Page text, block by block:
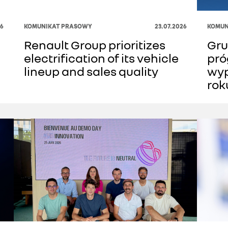
KOMUNIKAT PRASOWY 23.07.2026
Renault Group prioritizes
electrification of its vehicle
lineup and sales quality